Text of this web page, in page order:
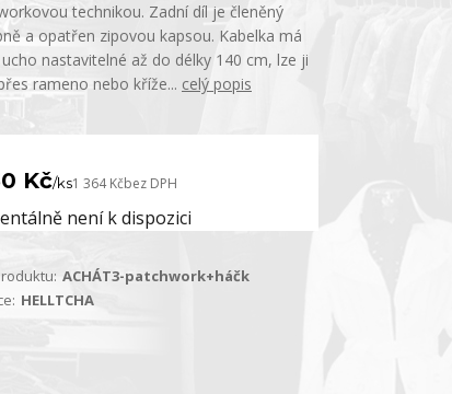
technikou. Zadní díl je členěný
a opatřen zipovou kapsou. Kabelka má
nastavitelné až do délky 140 cm, lze ji
rameno nebo kříže... celý popis
Kč/ks1 364 Kčbez DPH
není k dispozici
ACHÁT3-patchwork+háčk
HELLTCHA